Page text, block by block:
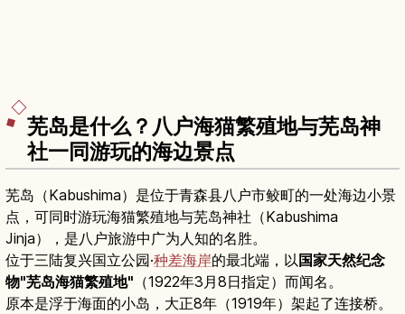
芜岛是什么？八户海猫繁殖地与芜岛神
社一同游玩的海边景点
芜岛（Kabushima）是位于青森县八户市鲛町的一处海边小景
点，可同时游玩海猫繁殖地与芜岛神社（Kabushima
Jinja），是八户旅游中广为人知的名胜。
位于三陆复兴国立公园·种差海岸的最北端，以 国家天然纪念
物"芜岛海猫繁殖地" （1922年3月8日指定）而闻名。
原本是浮于海面的小岛，大正8年（1919年）架起了连接桥。